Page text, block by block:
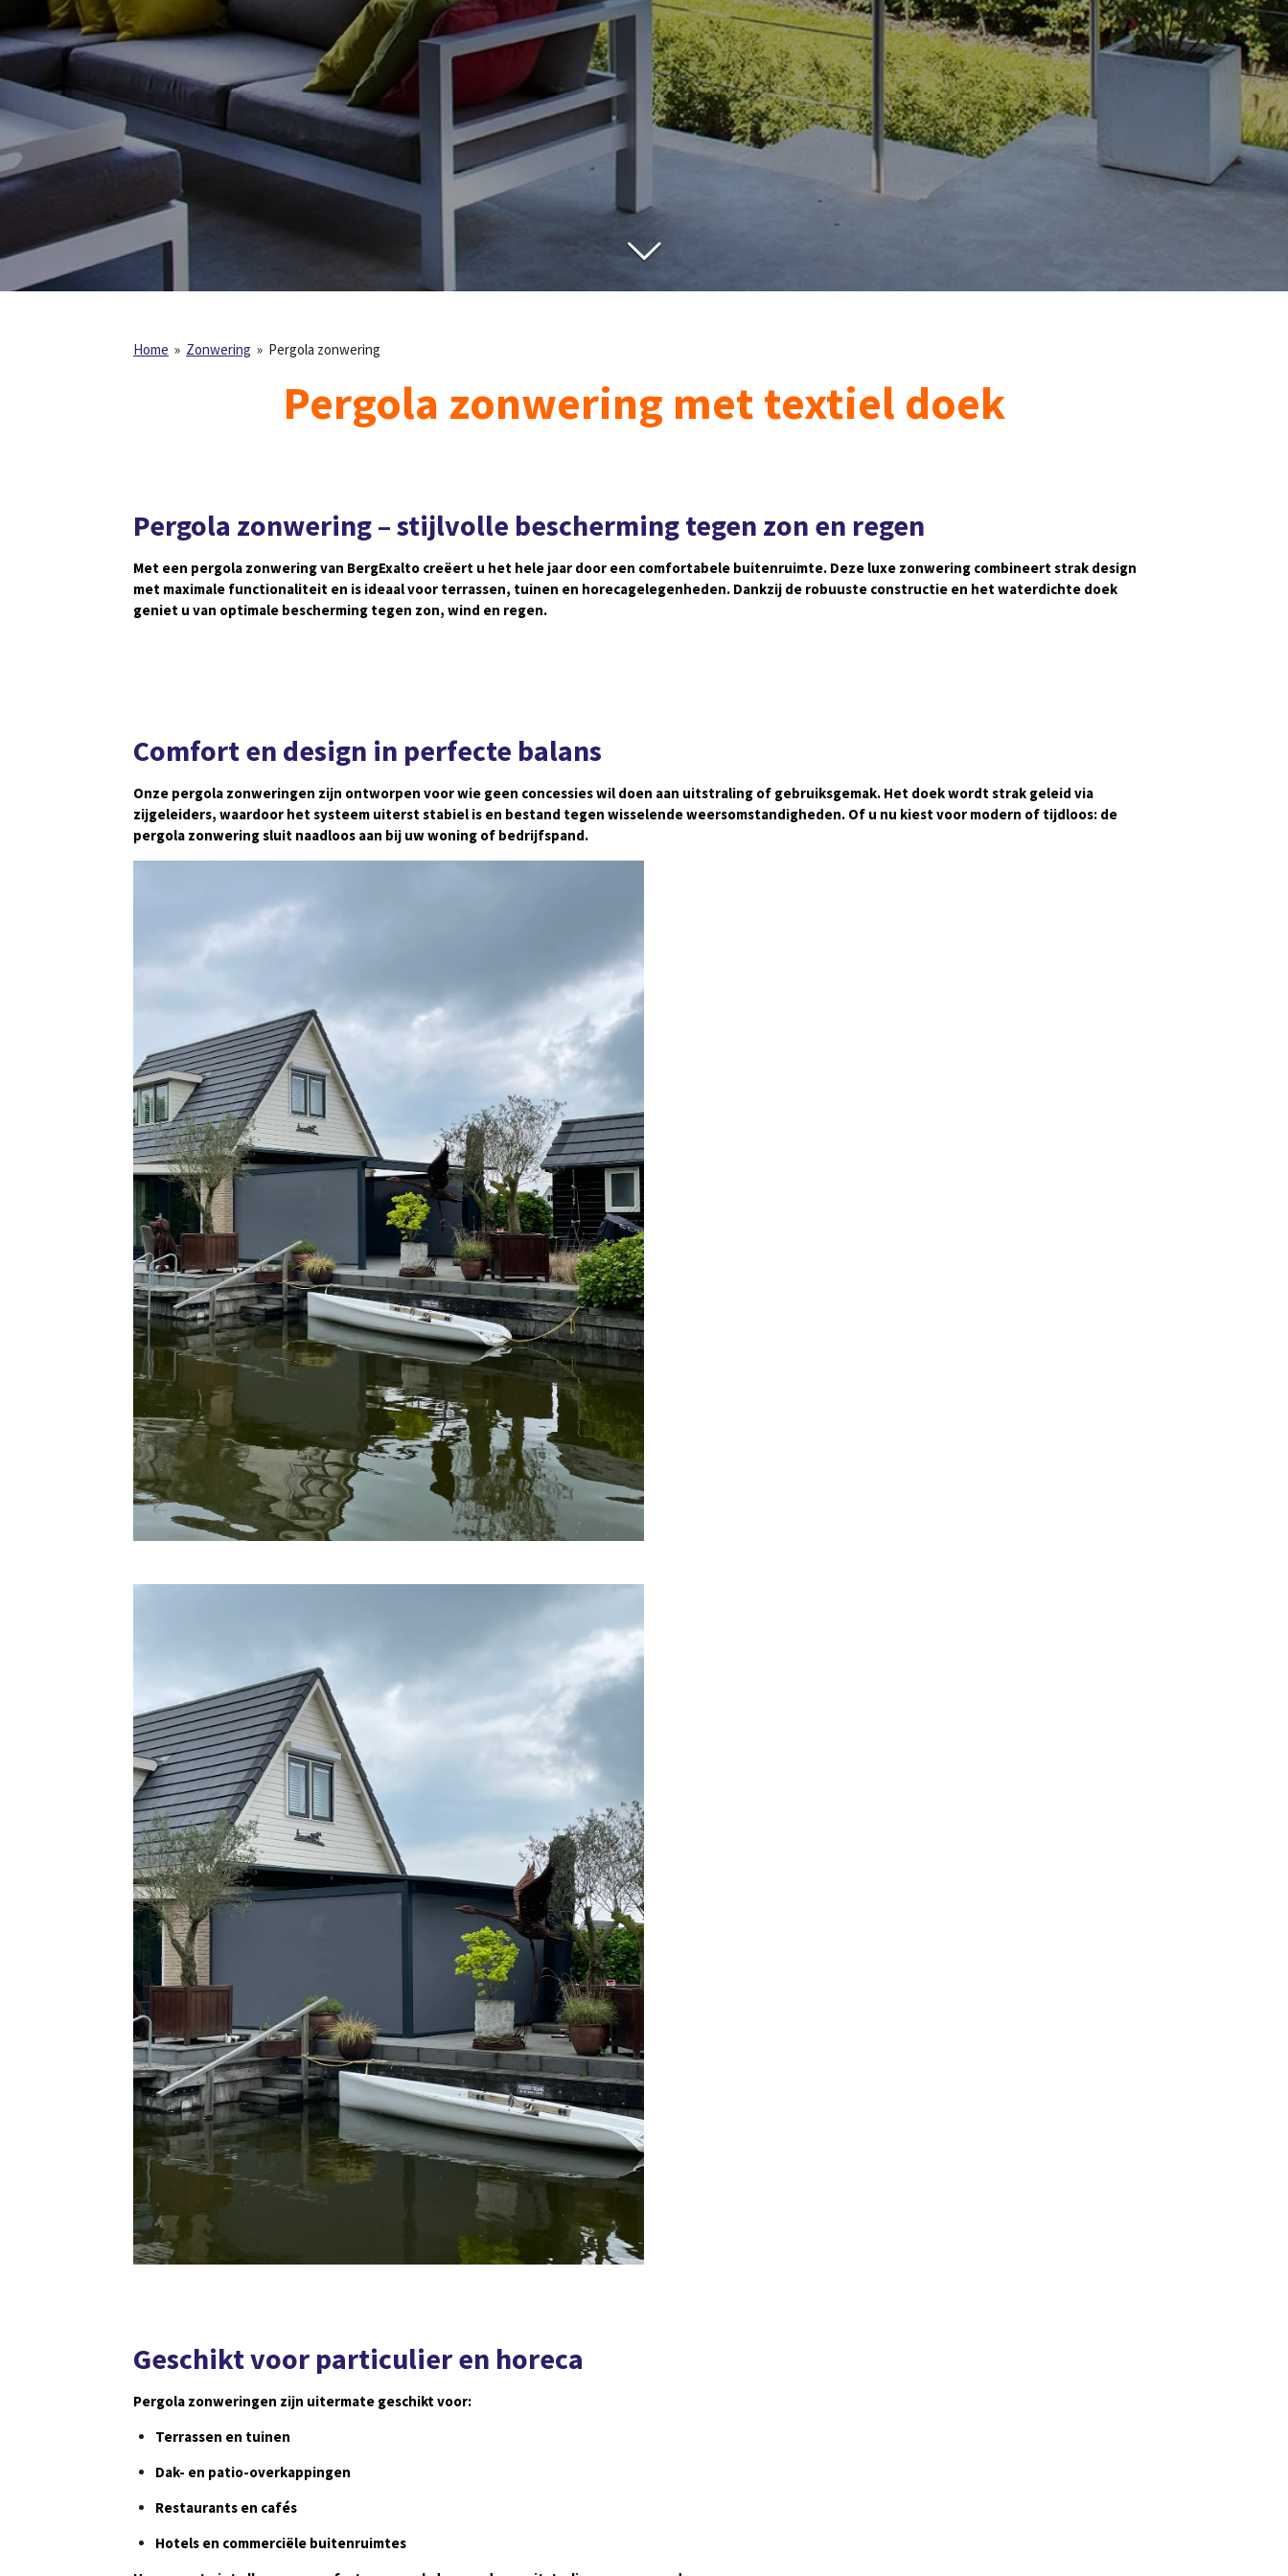
Home » Zonwering » Pergola zonwering
Pergola zonwering met textiel doek
Pergola zonwering – stijlvolle bescherming tegen zon en regen
Met een pergola zonwering van BergExalto creëert u het hele jaar door een comfortabele buitenruimte. Deze luxe zonwering combineert strak design
met maximale functionaliteit en is ideaal voor terrassen, tuinen en horecagelegenheden. Dankzij de robuuste constructie en het waterdichte doek
geniet u van optimale bescherming tegen zon, wind en regen.
Comfort en design in perfecte balans
Onze pergola zonweringen zijn ontworpen voor wie geen concessies wil doen aan uitstraling of gebruiksgemak. Het doek wordt strak geleid via
zijgeleiders, waardoor het systeem uiterst stabiel is en bestand tegen wisselende weersomstandigheden. Of u nu kiest voor modern of tijdloos: de
pergola zonwering sluit naadloos aan bij uw woning of bedrijfspand.
Geschikt voor particulier en horeca
Pergola zonweringen zijn uitermate geschikt voor:
Terrassen en tuinen
Dak- en patio-overkappingen
Restaurants en cafés
Hotels en commerciële buitenruimtes